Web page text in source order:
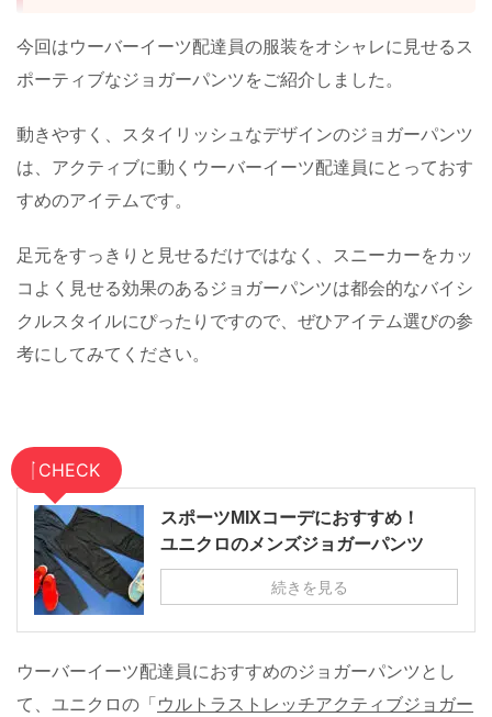
今回はウーバーイーツ配達員の服装をオシャレに見せるス
ポーティブなジョガーパンツをご紹介しました。
動きやすく、スタイリッシュなデザインのジョガーパンツ
は、アクティブに動くウーバーイーツ配達員にとっておす
すめのアイテムです。
足元をすっきりと見せるだけではなく、スニーカーをカッ
コよく見せる効果のあるジョガーパンツは都会的なバイシ
クルスタイルにぴったりですので、ぜひアイテム選びの参
考にしてみてください。
CHECK
スポーツMIXコーデにおすすめ！
ユニクロのメンズジョガーパンツ
続きを見る
ウーバーイーツ配達員におすすめのジョガーパンツとし
て、ユニクロの「ウルトラストレッチアクティブジョガー